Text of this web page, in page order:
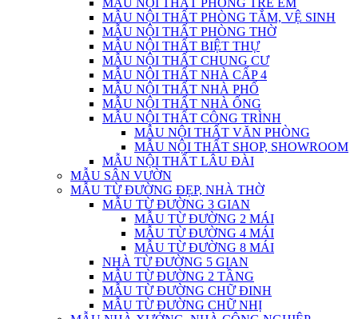
MẪU NỘI THẤT PHÒNG TRẺ EM
MẪU NỘI THẤT PHÒNG TẮM, VỆ SINH
MẪU NỘI THẤT PHÒNG THỜ
MẪU NỘI THẤT BIỆT THỰ
MẪU NỘI THẤT CHUNG CƯ
MẪU NỘI THẤT NHÀ CẤP 4
MẪU NỘI THẤT NHÀ PHỐ
MẪU NỘI THẤT NHÀ ỐNG
MẪU NỘI THẤT CÔNG TRÌNH
MẪU NỘI THẤT VĂN PHÒNG
MẪU NỘI THẤT SHOP, SHOWROOM
MẪU NỘI THẤT LÂU ĐÀI
MẪU SÂN VƯỜN
MẪU TỪ ĐƯỜNG ĐẸP, NHÀ THỜ
MẪU TỪ ĐƯỜNG 3 GIAN
MẪU TỪ ĐƯỜNG 2 MÁI
MẪU TỪ ĐƯỜNG 4 MÁI
MẪU TỪ ĐƯỜNG 8 MÁI
NHÀ TỪ ĐƯỜNG 5 GIAN
MẪU TỪ ĐƯỜNG 2 TẦNG
MẪU TỪ ĐƯỜNG CHỮ ĐINH
MẪU TỪ ĐƯỜNG CHỮ NHỊ